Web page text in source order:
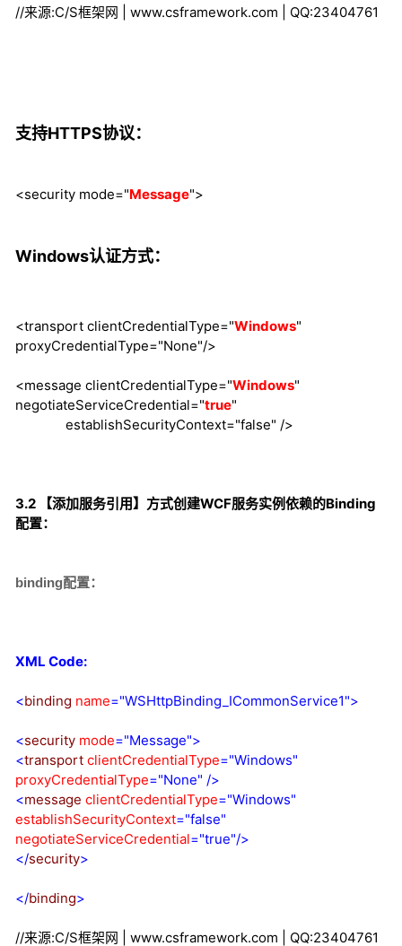
//来源:C/S框架网 | www.csframework.com | QQ:23404761
支持HTTPS协议：
<security mode="Message">
Windows认证方式：
<transport clientCredentialType="Windows"
proxyCredentialType="None"/>
<message clientCredentialType="Windows"
negotiateServiceCredential="true"
establishSecurityContext="false" />
3.2 【添加服务引用】方式创建WCF服务实例依赖的Binding
配置：
binding配置：
XML Code:
<binding name="WSHttpBinding_ICommonService1">
<security mode="Message">
<transport clientCredentialType="Windows"
proxyCredentialType="None" />
<message clientCredentialType="Windows"
establishSecurityContext="false"
negotiateServiceCredential="true"/>
</security>
</binding>
//来源:C/S框架网 | www.csframework.com | QQ:23404761